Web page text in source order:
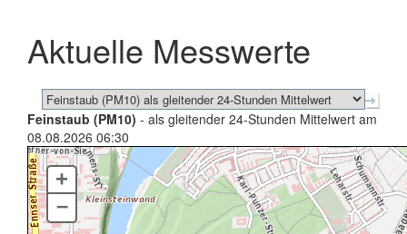
schließen
Aktuelle Messwerte
Feinstaub (PM10) - als gleitender 24-Stunden Mittelwert am
08.08.2026 06:30
+
–